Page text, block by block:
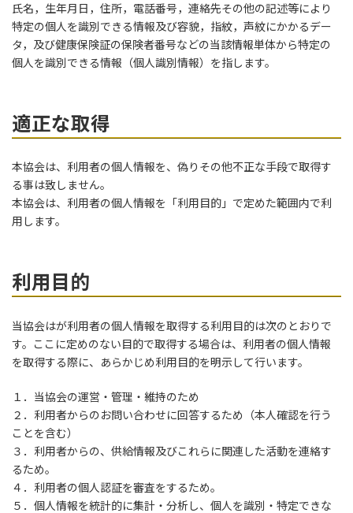
氏名，生年月日，住所，電話番号，連絡先その他の記述等により
特定の個人を識別できる情報及び容貌，指紋，声紋にかかるデー
タ，及び健康保険証の保険者番号などの当該情報単体から特定の
個人を識別できる情報（個人識別情報）を指します。
適正な取得
本協会は、利用者の個人情報を、偽りその他不正な手段で取得す
る事は致しません。
本協会は、利用者の個人情報を「利用目的」で定めた範囲内で利
用します。
利用目的
当協会はが利用者の個人情報を取得する利用目的は次のとおりで
す。ここに定めのない目的で取得する場合は、利用者の個人情報
を取得する際に、あらかじめ利用目的を明示して行います。
１．当協会の運営・管理・維持のため
２．利用者からのお問い合わせに回答するため（本人確認を行う
ことを含む）
３．利用者からの、供給情報及びこれらに関連した活動を連絡す
るため。
４．利用者の個人認証を審査をするため。
５．個人情報を統計的に集計・分析し、個人を識別・特定できな